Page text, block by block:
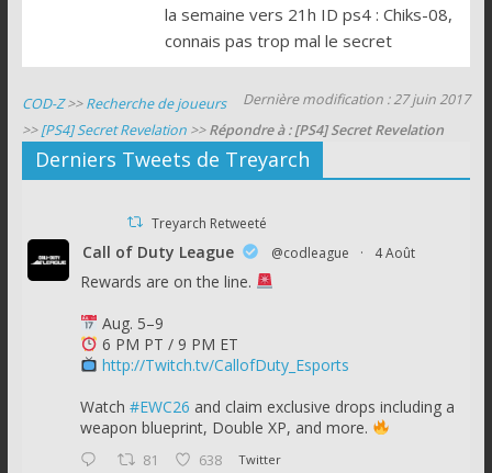
la semaine vers 21h ID ps4 : Chiks-08,
connais pas trop mal le secret
Dernière modification : 27 juin 2017
COD-Z>>Recherche de joueurs
>>[PS4] Secret Revelation>>Répondre à : [PS4] Secret Revelation
Derniers Tweets de Treyarch
Treyarch Retweeté
Call of Duty League @codleague · 4 Août
Rewards are on the line.
Aug. 5–9
6 PM PT / 9 PM ET
http://Twitch.tv/CallofDuty_Esports
Watch #EWC26 and claim exclusive drops including a
weapon blueprint, Double XP, and more.
81 638 Twitter